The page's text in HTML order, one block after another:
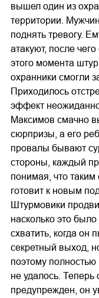
вышел один из
территории.
поднять тревогу.
атакуют, после
этого момента
охранники смогли
Приходилось
эффект
Максимов смачно
сюрпризы, а его
провалы бывают
стороны, каждый
понимая, что таким
готовит к новым
Штурмовики
насколько это
схватить, когда он
секретный выход,
поэтому
не удалось.
предупрежден, он